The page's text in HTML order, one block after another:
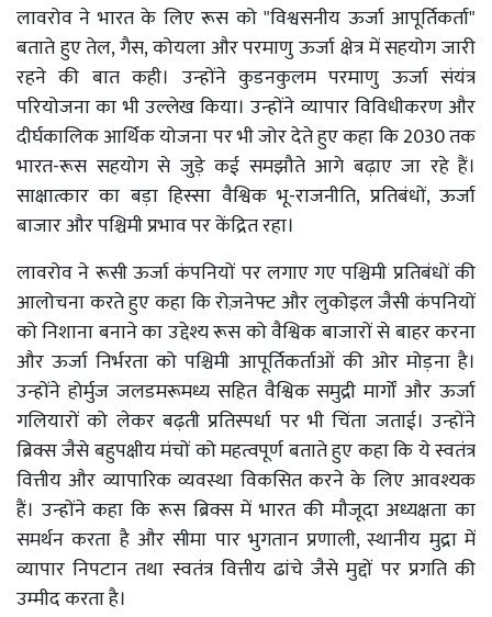
लावरोव ने भारत के लिए रूस को "विश्वसनीय ऊर्जा आपूर्तिकर्ता"
बताते हुए तेल, गैस, कोयला और परमाणु ऊर्जा क्षेत्र में सहयोग जारी
रहने की बात कही। उन्होंने कुडनकुलम परमाणु ऊर्जा संयंत्र
परियोजना का भी उल्लेख किया। उन्होंने व्यापार विविधीकरण और
दीर्घकालिक आर्थिक योजना पर भी जोर देते हुए कहा कि 2030 तक
भारत-रूस सहयोग से जुड़े कई समझौते आगे बढ़ाए जा रहे हैं।
साक्षात्कार का बड़ा हिस्सा वैश्विक भू-राजनीति, प्रतिबंधों, ऊर्जा
बाजार और पश्चिमी प्रभाव पर केंद्रित रहा।
लावरोव ने रूसी ऊर्जा कंपनियों पर लगाए गए पश्चिमी प्रतिबंधों की
आलोचना करते हुए कहा कि रोज़नेफ्ट और लुकोइल जैसी कंपनियों
को निशाना बनाने का उद्देश्य रूस को वैश्विक बाजारों से बाहर करना
और ऊर्जा निर्भरता को पश्चिमी आपूर्तिकर्ताओं की ओर मोड़ना है।
उन्होंने होर्मुज जलडमरूमध्य सहित वैश्विक समुद्री मार्गों और ऊर्जा
गलियारों को लेकर बढ़ती प्रतिस्पर्धा पर भी चिंता जताई। उन्होंने
ब्रिक्स जैसे बहुपक्षीय मंचों को महत्वपूर्ण बताते हुए कहा कि ये स्वतंत्र
वित्तीय और व्यापारिक व्यवस्था विकसित करने के लिए आवश्यक
हैं। उन्होंने कहा कि रूस ब्रिक्स में भारत की मौजूदा अध्यक्षता का
समर्थन करता है और सीमा पार भुगतान प्रणाली, स्थानीय मुद्रा में
व्यापार निपटान तथा स्वतंत्र वित्तीय ढांचे जैसे मुद्दों पर प्रगति की
उम्मीद करता है।